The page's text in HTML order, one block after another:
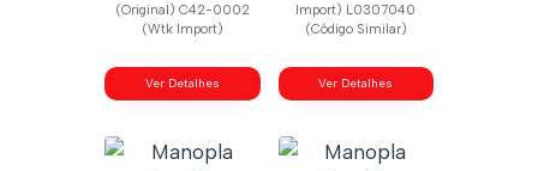
(Original) C42-0002
(Wtk Import)
Ver Detalhes
Import) L0307040
(Código Similar)
Ver Detalhes